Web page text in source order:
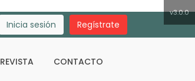
Inicia sesión Regístrate
REVISTA CONTACTO
v3.0.0